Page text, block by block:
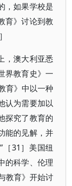
，如果学校是
育》讨论到教
，澳大利亚悉
界教育史》一
育》中以一种
认为需要加以
探究了教育的
能的见解，并
31］美国纽
的科学、伦理
教育》开始讨